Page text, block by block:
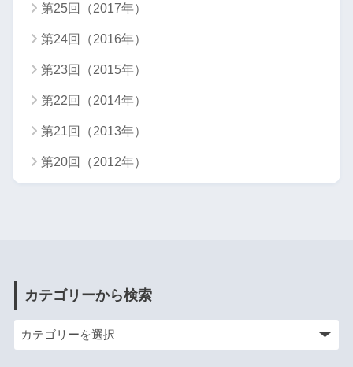
第25回（2017年）
第24回（2016年）
第23回（2015年）
第22回（2014年）
第21回（2013年）
第20回（2012年）
カテゴリーから検索